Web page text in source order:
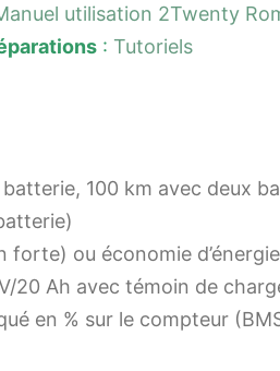
utilisation 2Twenty
: Tutoriels
100 km avec deux
ou économie
20 Ah avec témoin de
en % sur le compteur